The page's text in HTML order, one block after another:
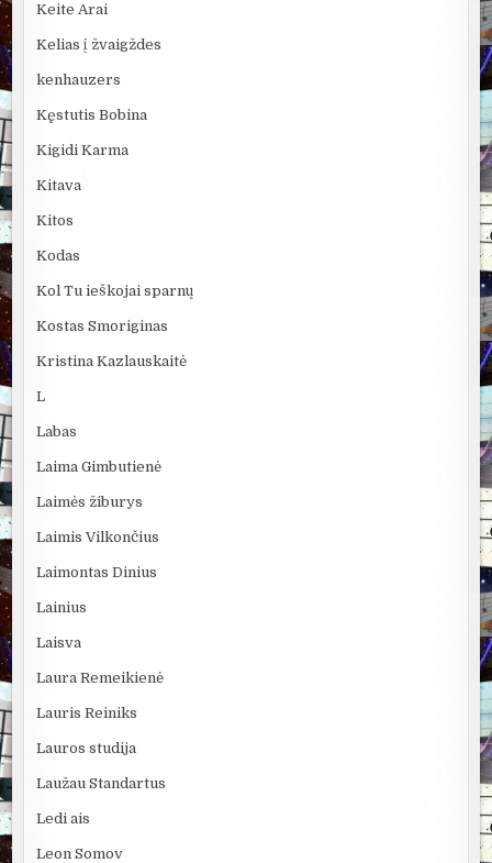
Keite Arai
Kelias į žvaigždes
kenhauzers
Kęstutis Bobina
Kigidi Karma
Kitava
Kitos
Kodas
Kol Tu ieškojai sparnų
Kostas Smoriginas
Kristina Kazlauskaitė
L
Labas
Laima Gimbutienė
Laimės žiburys
Laimis Vilkončius
Laimontas Dinius
Lainius
Laisva
Laura Remeikienė
Lauris Reiniks
Lauros studija
Laužau Standartus
Ledi ais
Leon Somov